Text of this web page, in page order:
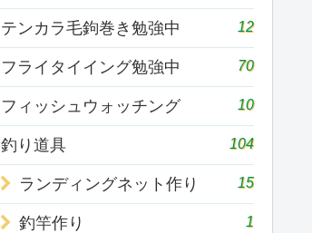
テンカラ毛鉤巻き勉強中 12
フライタイイング勉強中 70
フィッシュウォッチング 10
釣り道具 104
ランディングネット作り 15
釣竿作り 1